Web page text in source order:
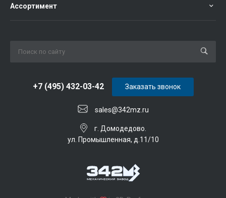
Ассортимент
sales@342mz.ru
+7 (495) 432-03-42
г. Домодедово.
ул. Промышленная, д.11/10
Заказать звонок